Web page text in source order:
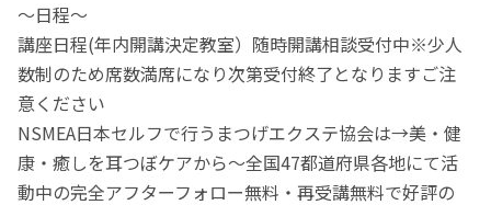
～日程～
講座日程(年内開講決定教室）随時開講相談受付中※少人
数制のため席数満席になり次第受付終了となりますご注
意ください
NSMEA日本セルフで行うまつげエクステ協会は→美・健
康・癒しを耳つぼケアから～全国47都道府県各地にて活
動中の完全アフターフォロー無料・再受講無料で好評の